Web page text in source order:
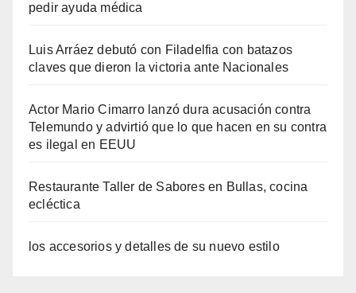
pedir ayuda médica
Luis Arráez debutó con Filadelfia con batazos
claves que dieron la victoria ante Nacionales
Actor Mario Cimarro lanzó dura acusación contra
Telemundo y advirtió que lo que hacen en su contra
es ilegal en EEUU
Restaurante Taller de Sabores en Bullas, cocina
ecléctica
los accesorios y detalles de su nuevo estilo